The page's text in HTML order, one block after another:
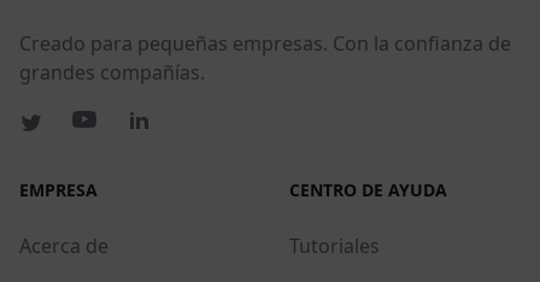
Creado para pequeñas empresas. Con la confianza de
grandes compañías.
EMPRESA
Acerca de
CENTRO DE AYUDA
Tutoriales